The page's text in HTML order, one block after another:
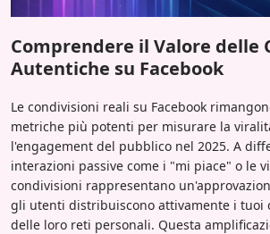
Comprendere il Valore delle
Autentiche su Facebook
Le condivisioni reali su Facebook
metriche più potenti per misurare la
l'engagement del pubblico nel 2025. A
interazioni passive come i "mi piace" o le
condivisioni rappresentano
gli utenti distribuiscono attivamente i tuoi
delle loro reti personali. Questa